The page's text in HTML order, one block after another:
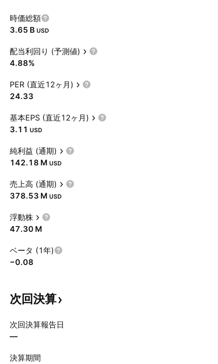
時価総額
‪3.65 B‬ USD
配当利回り (予測値)
4.88%
PER (直近12ヶ月)
24.33
基本EPS (直近12ヶ月)
3.11 USD
純利益 (通期)
‪142.18 M‬ USD
売上高 (通期)
‪378.53 M‬ USD
浮動株
‪47.30 M‬
ベータ (1年)
−0.08
次回決算
次回決算報告日
—
決算期間